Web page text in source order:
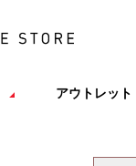
アウトレット